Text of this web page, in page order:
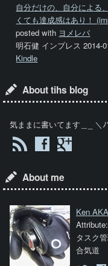
自分だけの、自分によ
くても達成感はあり！
posted with ヨメレバ
明石健 インプレス 2014-
Kindle
About tihs blog
気ままに書いてます＿_ ＼
About me
Ken
タスク
合気道